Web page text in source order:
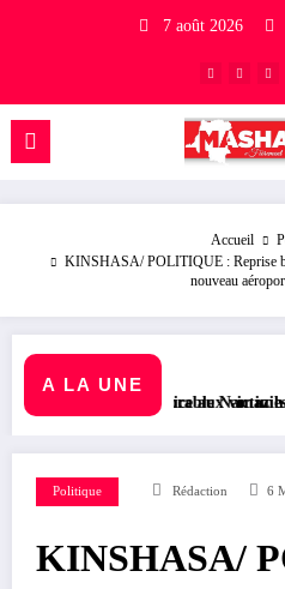
7 août 2026
Accueil
KINSHASA/ POLITIQUE : Reprise
nouveau
A LA UNE
aux victimes des conflits en
Namazihana Bachoke
Politique Rédaction 6
KINSHASA/